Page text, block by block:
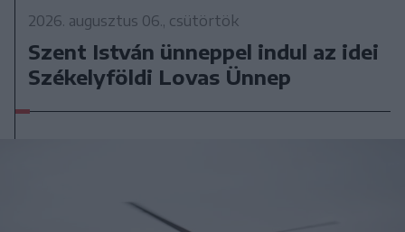
2026. augusztus 06., csütörtök
Szent István ünneppel indul az idei
Székelyföldi Lovas Ünnep